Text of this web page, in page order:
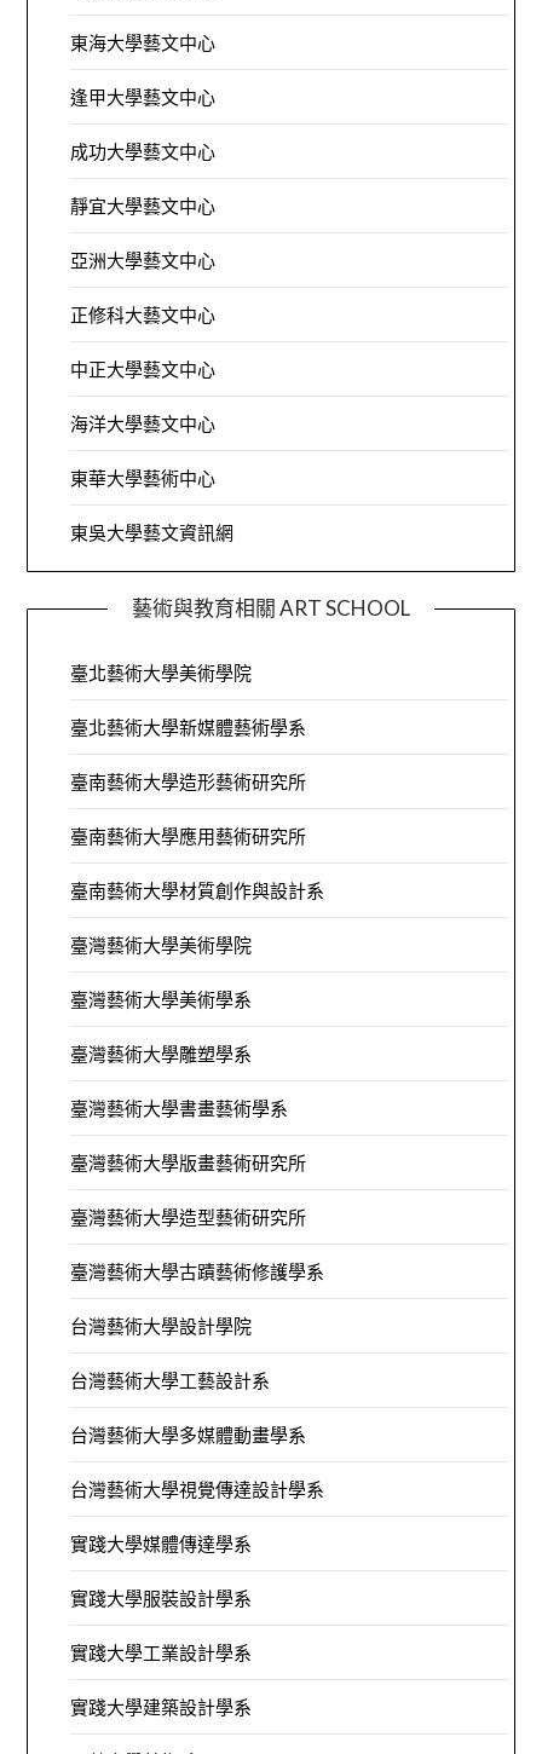
東海大學藝文中心
逢甲大學藝文中心
成功大學藝文中心
靜宜大學藝文中心
亞洲大學藝文中心
正修科大藝文中心
中正大學藝文中心
海洋大學藝文中心
東華大學藝術中心
東吳大學藝文資訊網
藝術與教育相關 ART SCHOOL
臺北藝術大學美術學院
臺北藝術大學新媒體藝術學系
臺南藝術大學造形藝術研究所
臺南藝術大學應用藝術研究所
臺南藝術大學材質創作與設計系
臺灣藝術大學美術學院
臺灣藝術大學美術學系
臺灣藝術大學雕塑學系
臺灣藝術大學書畫藝術學系
臺灣藝術大學版畫藝術研究所
臺灣藝術大學造型藝術研究所
臺灣藝術大學古蹟藝術修護學系
台灣藝術大學設計學院
台灣藝術大學工藝設計系
台灣藝術大學多媒體動畫學系
台灣藝術大學視覺傳達設計學系
實踐大學媒體傳達學系
實踐大學服裝設計學系
實踐大學工業設計學系
實踐大學建築設計學系